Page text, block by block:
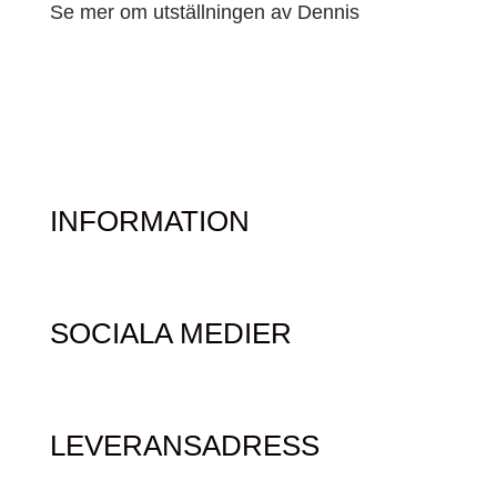
Se mer om utställningen av Dennis
INFORMATION
SOCIALA MEDIER
LEVERANSADRESS